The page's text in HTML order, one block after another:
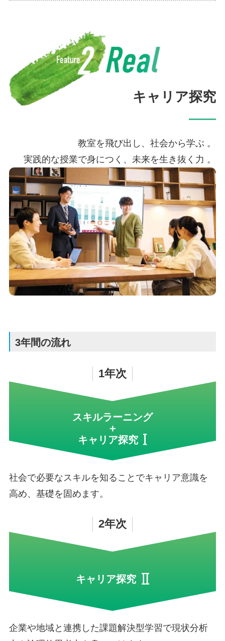
キャリア探究
教室を飛び出し、社会から学ぶ 。
実践的な授業で身につく、未来を生き抜く力 。
3年間の流れ
1年次
スキルラーニング
＋
キャリア探究
社会で必要なスキルを知ることでキャリア意識を
高め、基礎を固めます。
2年次
キャリア探究
企業や地域と連携した課題解決型学習で現状分析